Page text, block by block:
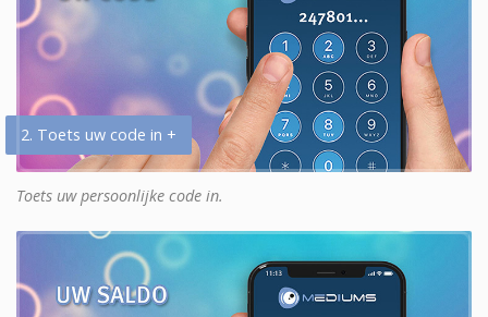
2. Toets uw code in +
Toets uw persoonlijke code in.